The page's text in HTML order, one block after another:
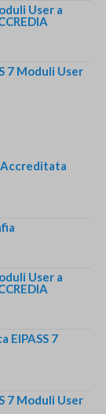
User a
7 Moduli User
Accreditata
User a
EIPASS 7
7 Moduli User